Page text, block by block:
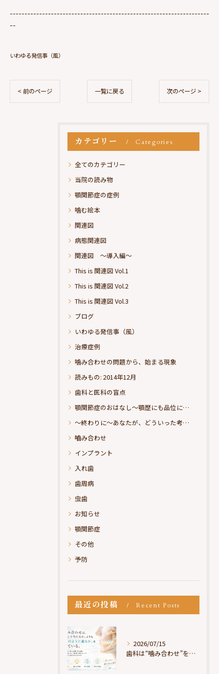
--------------------------------------------------------------------
--
いわゆる発信事（風）
< 前のページ 一覧に戻る 次のページ >
カテゴリー Categories
全てのカテゴリー
当院の読み物
顎関節症の症例
噛む絵本
関連図
病態関連図
関連図 ～導入編～
This is 関連図 Vol.1
This is 関連図 Vol.2
This is 関連図 Vol.3
ブログ
いわゆる発信事（風）
治療症例
噛み合わせの問題から、始まる現象
読みもの: 2014年12月
歯科と医科の盲点
顎関節症のおはなし～顎歴にも品位にこだわりたい
～終わりに～あなたが、どういった考えの治療をお求めになられるのか？
嚙み合わせ
インプラント
入れ歯
歯周病
虫歯
お知らせ
顎関節症
その他
予防
最近の投稿 Recent Posts
2026/07/15
歯科は“噛み合わせ”を見ているが、身体は“通り道”を見ている